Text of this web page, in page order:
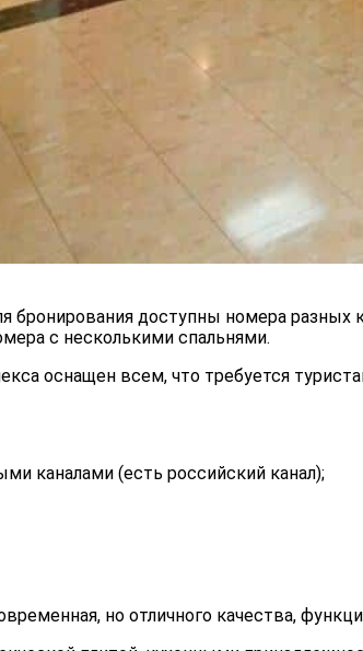
бронирования доступны номера
с несколькими спальнями.
оснащен всем, что требуется
каналами (есть российский канал);
но отличного качества,